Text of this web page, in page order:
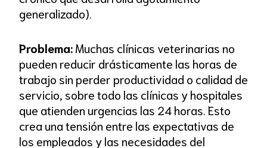
generalizado).
Problema:Muchas clínicas veterinarias no
pueden reducir drásticamente las horas de
trabajo sin perder productividad o calidad de
servicio, sobre todo las clínicas y hospitales
que atienden urgencias las 24 horas. Esto
crea una tensión entre las expectativas de
los empleados y las necesidades del